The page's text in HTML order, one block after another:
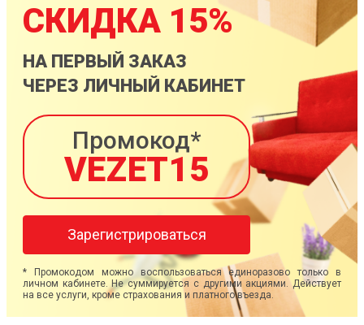
СКИДКА 15%
НА ПЕРВЫЙ ЗАКАЗ
ЧЕРЕЗ ЛИЧНЫЙ КАБИНЕТ
Промокод*
VEZET15
Зарегистрироваться
* Промокодом можно воспользоваться единоразово только в
личном кабинете. Не суммируется с другими акциями. Действует
на все услуги, кроме страхования и платного въезда.